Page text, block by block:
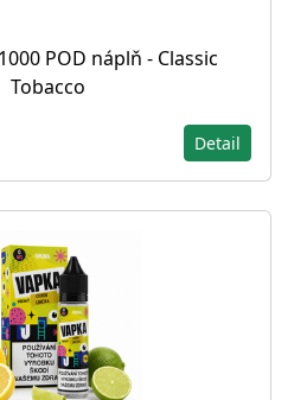
POD náplň - Classic
Tobacco
Detail